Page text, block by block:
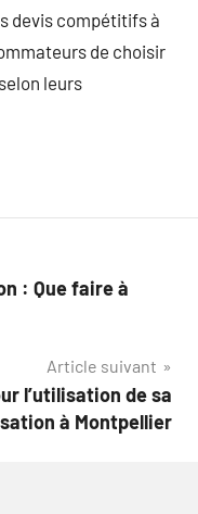
devis compétitifs à
de choisir
leurs
: Que faire à
Article suivant
l’utilisation de sa
à Montpellier